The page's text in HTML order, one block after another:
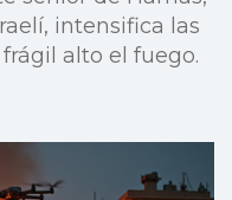
intensifica las
alto el fuego.